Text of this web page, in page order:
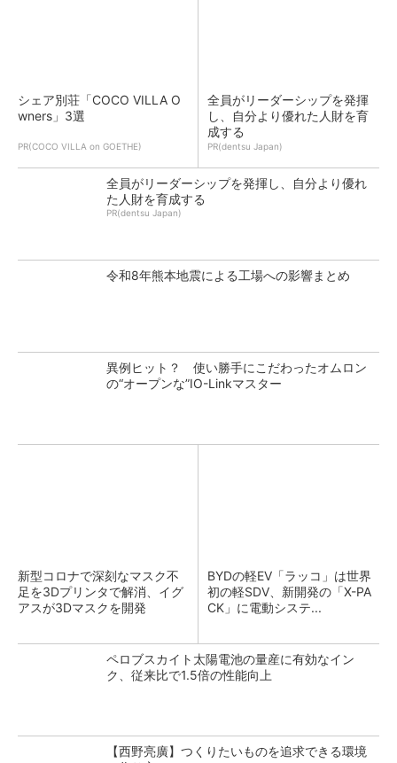
シェア別荘「COCO VILLA O
wners」3選
PR(COCO VILLA on GOETHE)
全員がリーダーシップを発揮
し、自分より優れた人財を育
成する
PR(dentsu Japan)
全員がリーダーシップを発揮し、自分より優れ
た人財を育成する
PR(dentsu Japan)
令和8年熊本地震による工場への影響まとめ
異例ヒット？ 使い勝手にこだわったオムロン
の“オープンな”IO-Linkマスター
新型コロナで深刻なマスク不
足を3Dプリンタで解消、イグ
アスが3Dマスクを開発
BYDの軽EV「ラッコ」は世界
初の軽SDV、新開発の「X-PA
CK」に電動システ...
ペロブスカイト太陽電池の量産に有効なイン
ク、従来比で1.5倍の性能向上
【西野亮廣】つくりたいものを追求できる環境